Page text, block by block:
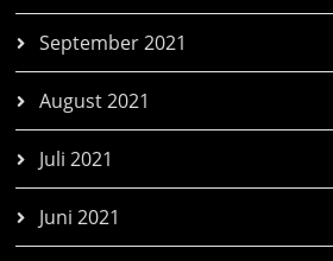
September 2021
August 2021
Juli 2021
Juni 2021